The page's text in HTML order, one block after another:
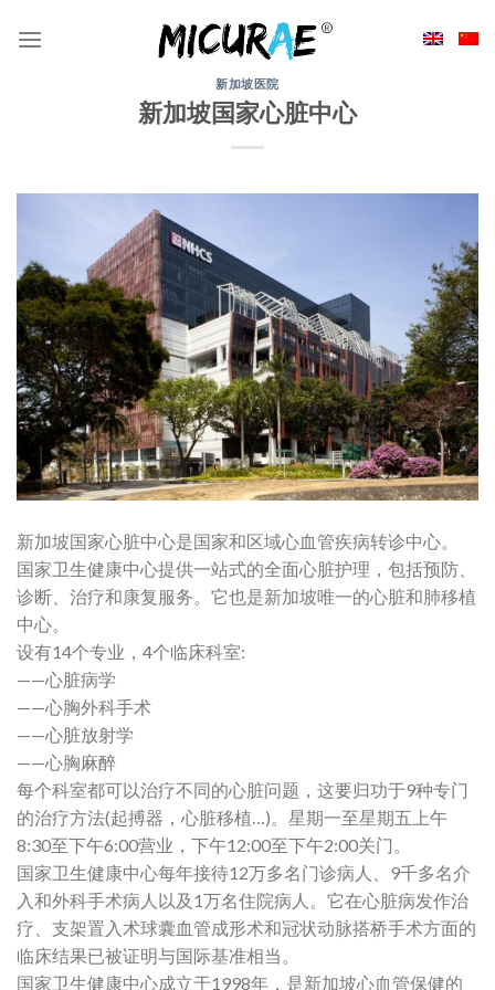
新加坡医院
新加坡国家心脏中心
新加坡国家心脏中心是国家和区域心血管疾病转诊中心。
国家卫生健康中心提供一站式的全面心脏护理，包括预防、
诊断、治疗和康复服务。它也是新加坡唯一的心脏和肺移植
中心。
设有14个专业，4个临床科室:
——心脏病学
——心胸外科手术
——心脏放射学
——心胸麻醉
每个科室都可以治疗不同的心脏问题，这要归功于9种专门
的治疗方法(起搏器，心脏移植…)。星期一至星期五上午
8:30至下午6:00营业，下午12:00至下午2:00关门。
国家卫生健康中心每年接待12万多名门诊病人、9千多名介
入和外科手术病人以及1万名住院病人。它在心脏病发作治
疗、支架置入术球囊血管成形术和冠状动脉搭桥手术方面的
临床结果已被证明与国际基准相当。
国家卫生健康中心成立于1998年，是新加坡心血管保健的